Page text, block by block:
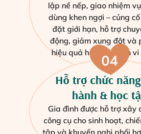
lập nề nếp, giao nhiệm
dùng khen ngợi – củng
đặt giới hạn, hỗ trợ
động, giảm xung đột và
hiệu quả hơn với hành
04
Hỗ trợ chức
hành & học
Gia đình được hỗ trợ xây
công cụ cho sinh hoạt,